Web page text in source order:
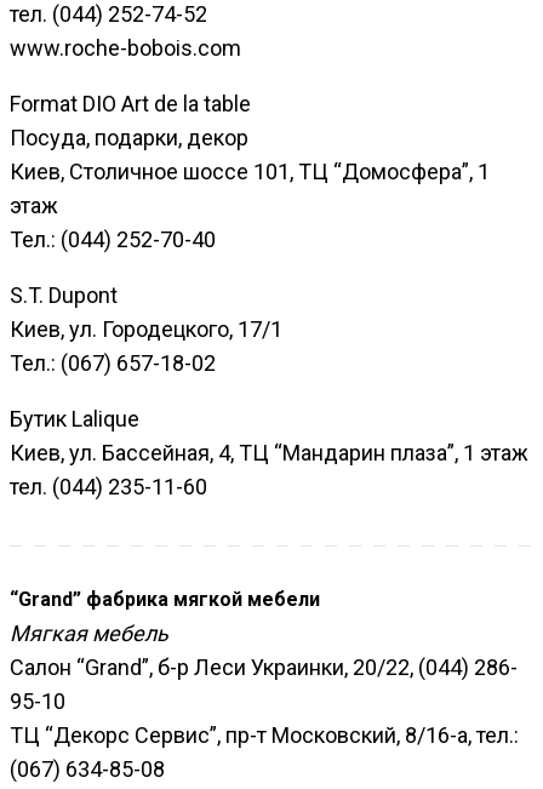
тел. (044) 252-74-52
www.roche-bobois.com
Format DIO Art de la table
Посуда, подарки, декор
Киев, Столичное шоссе 101, ТЦ “Домосфера”, 1
этаж
Тел.: (044) 252-70-40
S.T. Dupont
Киев, ул. Городецкого, 17/1
Тел.: (067) 657-18-02
Бутик Lalique
Киев, ул. Бассейная, 4, ТЦ “Мандарин плаза”, 1 этаж
тел. (044) 235-11-60
“Grand” фабрика мягкой мебели
Мягкая мебель
Салон “Grand”, б-р Леси Украинки, 20/22, (044) 286-
95-10
ТЦ “Декорс Сервис”, пр-т Московский, 8/16-а, тел.:
(067) 634-85-08